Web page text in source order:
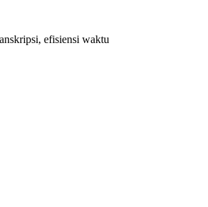
efisiensi waktu